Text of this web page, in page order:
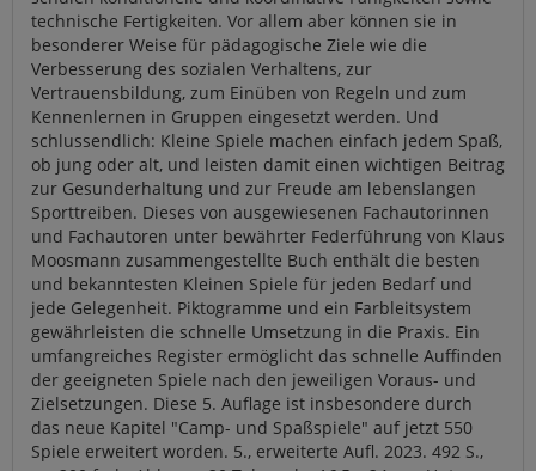
technische Fertigkeiten. Vor allem aber können sie in
besonderer Weise für pädagogische Ziele wie die
Verbesserung des sozialen Verhaltens, zur
Vertrauensbildung, zum Einüben von Regeln und zum
Kennenlernen in Gruppen eingesetzt werden. Und
schlussendlich: Kleine Spiele machen einfach jedem Spaß,
ob jung oder alt, und leisten damit einen wichtigen Beitrag
zur Gesunderhaltung und zur Freude am lebenslangen
Sporttreiben. Dieses von ausgewiesenen Fachautorinnen
und Fachautoren unter bewährter Federführung von Klaus
Moosmann zusammengestellte Buch enthält die besten
und bekanntesten Kleinen Spiele für jeden Bedarf und
jede Gelegenheit. Piktogramme und ein Farbleitsystem
gewährleisten die schnelle Umsetzung in die Praxis. Ein
umfangreiches Register ermöglicht das schnelle Auffinden
der geeigneten Spiele nach den jeweiligen Voraus- und
Zielsetzungen. Diese 5. Auflage ist insbesondere durch
das neue Kapitel "Camp- und Spaßspiele" auf jetzt 550
Spiele erweitert worden. 5., erweiterte Aufl. 2023. 492 S.,